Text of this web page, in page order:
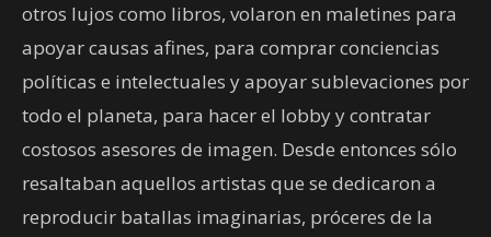
otros lujos como libros, volaron en maletines para
apoyar causas afines, para comprar conciencias
políticas e intelectuales y apoyar sublevaciones por
todo el planeta, para hacer el lobby y contratar
costosos asesores de imagen. Desde entonces sólo
resaltaban aquellos artistas que se dedicaron a
reproducir batallas imaginarias, próceres de la